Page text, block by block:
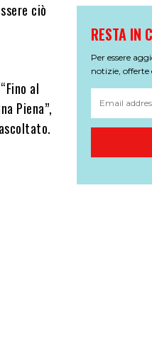
ciò
al
Piena”,
RESTA IN
Per essere
notizie, offerte